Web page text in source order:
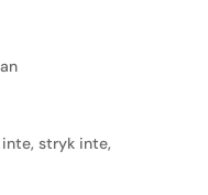
stryk inte,